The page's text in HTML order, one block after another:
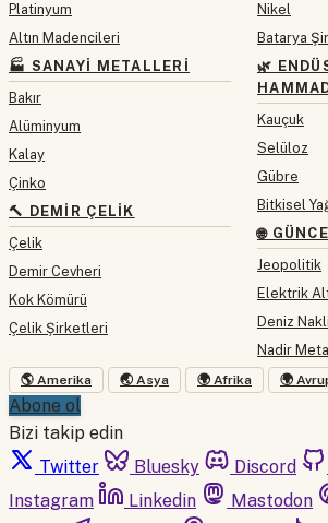
Platinyum
Altın Madencileri
🏭 SANAYI METALLERI
Bakır
Alüminyum
Kalay
Çinko
🔨 DEMIR ÇELIK
Çelik
Demir Cevheri
Kok Kömürü
Çelik Şirketleri
Nikel
Batarya
🌿
Kauçuk
Selüloz
Gübre
Bitkisel
🌐
Jeopolitik
Elektrik
Deniz
Nadir
🌎 Amerika 🌏 Asya 🌍 Afrika 🌍
Abone ol
Bizi takip edin
Twitter
Bluesky Discord
Instagram
Linkedin Mastodon